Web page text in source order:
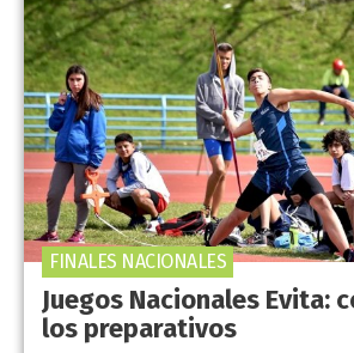
Juegos Nacionales Evita:
los preparativos
FINALES NACIONALES